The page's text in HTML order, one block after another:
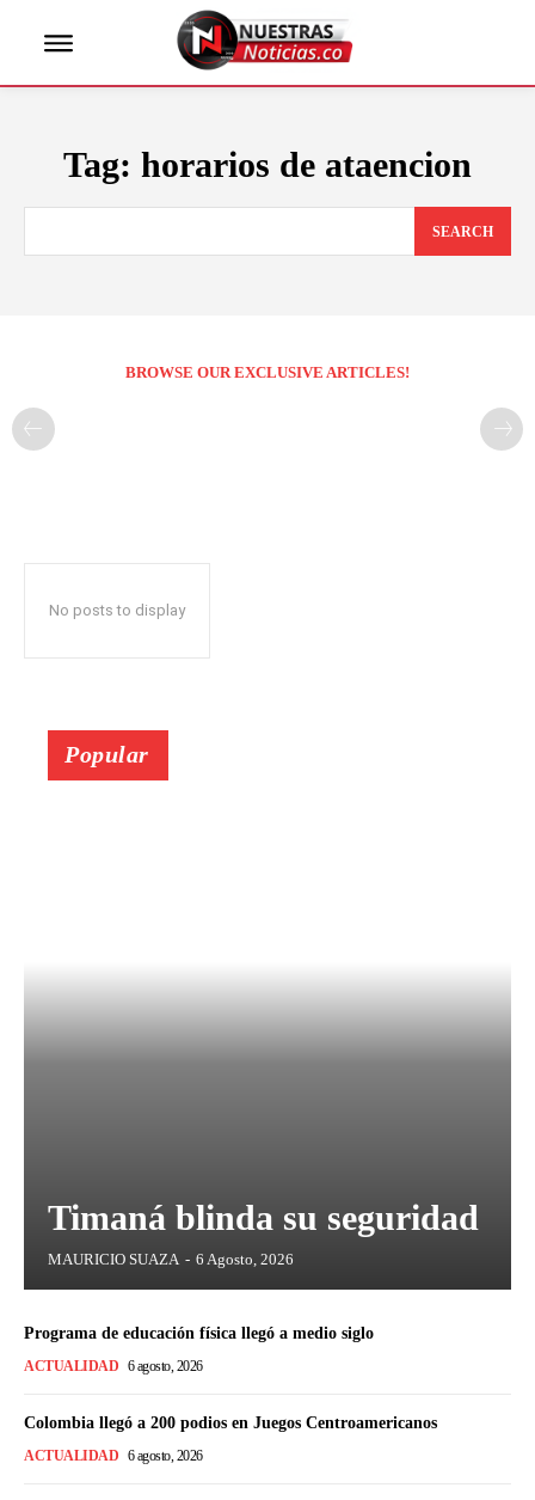
Tag: horarios de ataencion
SEARCH
BROWSE OUR EXCLUSIVE ARTICLES!
No posts to display
Popular
Timaná blinda su seguridad
MAURICIO SUAZA - 6 Agosto, 2026
Programa de educación física llegó a medio siglo
ACTUALIDAD 6 agosto, 2026
Colombia llegó a 200 podios en Juegos Centroamericanos
ACTUALIDAD 6 agosto, 2026